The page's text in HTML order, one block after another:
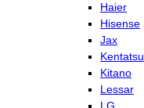
Haier
Hisense
Jax
Kentatsu
Kitano
Lessar